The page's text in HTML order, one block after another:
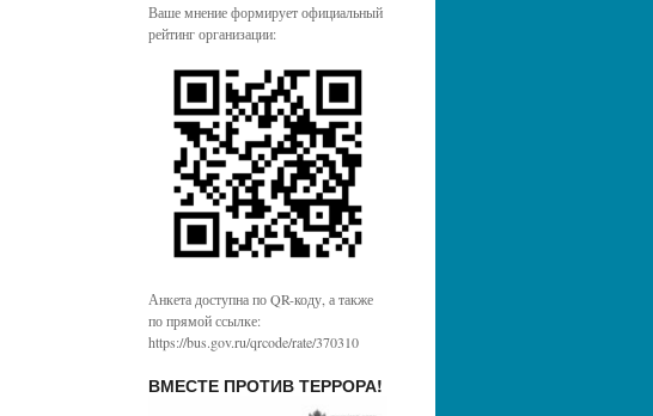
Ваше мнение формирует официальный
рейтинг организации:
Анкета доступна по QR-коду, а также
по прямой ссылке:
https://bus.gov.ru/qrcode/rate/370310
ВМЕСТЕ ПРОТИВ ТЕРРОРА!